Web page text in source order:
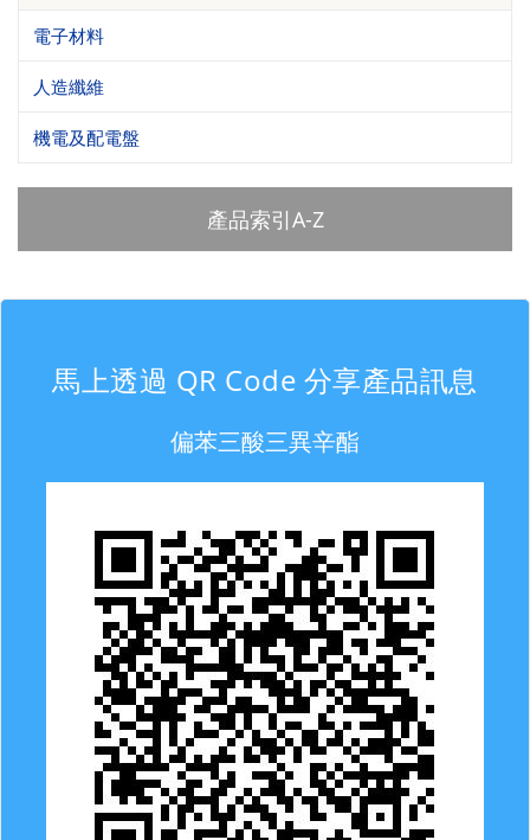
電子材料
人造纖維
機電及配電盤
產品索引A-Z
馬上透過 QR Code 分享產品訊息
偏苯三酸三異辛酯